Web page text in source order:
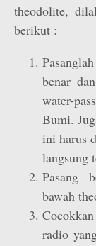
theodolite,
berikut :
benar
water-
Bumi.
ini harus
langsung
Pasang
bawah
radio